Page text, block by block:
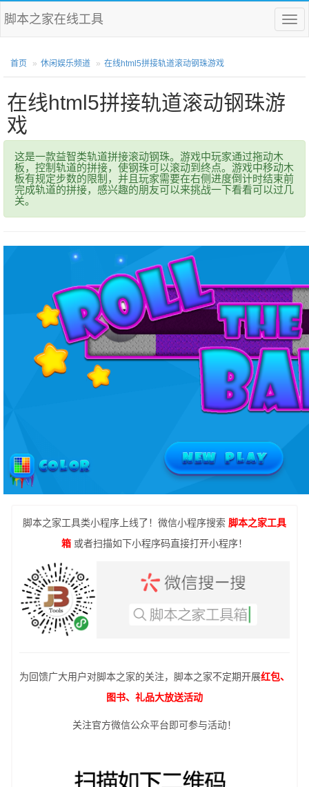
菜
单
脚本之家在线工具
首页 休闲娱乐频道 在线html5拼接轨道滚动钢珠游戏
在线html5拼接轨道滚动钢珠游
戏
这是一款益智类轨道拼接滚动钢珠。游戏中玩家通过拖动木
板，控制轨道的拼接，使钢珠可以滚动到终点。游戏中移动木
板有规定步数的限制，并且玩家需要在右侧进度倒计时结束前
完成轨道的拼接，感兴趣的朋友可以来挑战一下看看可以过几
关。
脚本之家工具类小程序上线了！微信小程序搜索 脚本之家工具
箱 或者扫描如下小程序码直接打开小程序！
为回馈广大用户对脚本之家的关注，脚本之家不定期开展红包、
图书、礼品大放送活动
关注官方微信公众平台即可参与活动！